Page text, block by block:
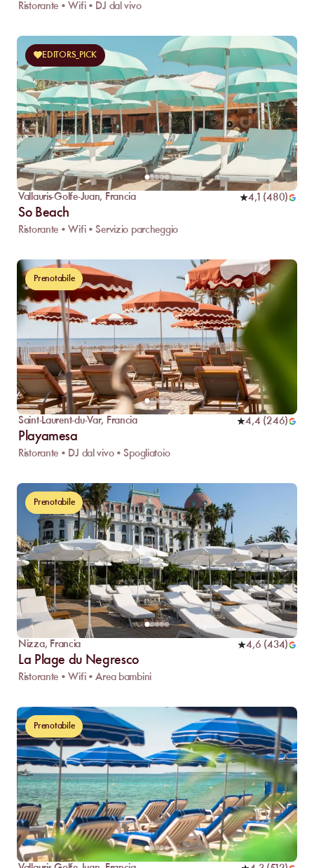
Ristorante • Wifi • DJ dal vivo
EDITORS_PICK
Vallauris-Golfe-Juan, Francia 4,1 (480)
So Beach
Ristorante • Wifi • Servizio parcheggio
Prenotabile
Saint-Laurent-du-Var, Francia 4,4 (246)
Playamesa
Ristorante • DJ dal vivo • Spogliatoio
Prenotabile
Nizza, Francia 4,6 (434)
La Plage du Negresco
Ristorante • Wifi • Area bambini
Prenotabile